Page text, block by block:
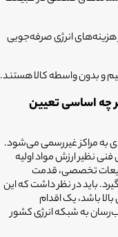
هزینه‌های انرژی صرفه‌جویی
و بدون واسطه کالا هستند.
چه اساسی تعیین
به مراکز غیررسمی می‌شود.
نظیر ارزش مواد اولیه
تخصصی، قدمت
باید در نظر داشت که این
باشد، یک اقدام
به شبکه انرژی کشور